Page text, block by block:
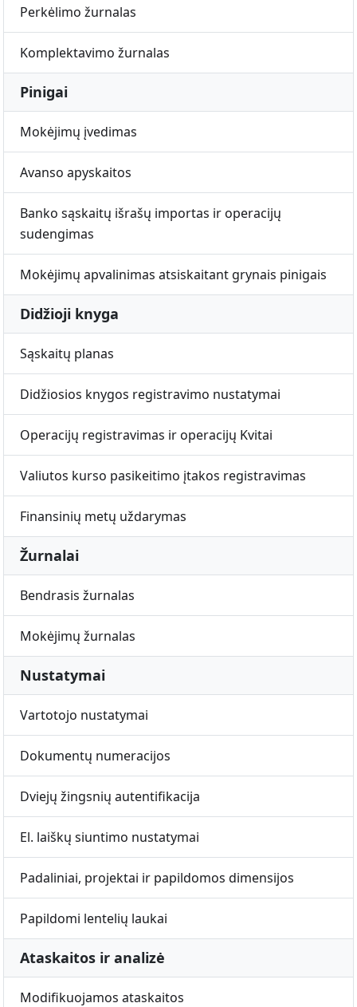
Perkėlimo žurnalas
Komplektavimo žurnalas
Pinigai
Mokėjimų įvedimas
Avanso apyskaitos
Banko sąskaitų išrašų importas ir operacijų
sudengimas
Mokėjimų apvalinimas atsiskaitant grynais pinigais
Didžioji knyga
Sąskaitų planas
Didžiosios knygos registravimo nustatymai
Operacijų registravimas ir operacijų Kvitai
Valiutos kurso pasikeitimo įtakos registravimas
Finansinių metų uždarymas
Žurnalai
Bendrasis žurnalas
Mokėjimų žurnalas
Nustatymai
Vartotojo nustatymai
Dokumentų numeracijos
Dviejų žingsnių autentifikacija
El. laiškų siuntimo nustatymai
Padaliniai, projektai ir papildomos dimensijos
Papildomi lentelių laukai
Ataskaitos ir analizė
Modifikuojamos ataskaitos